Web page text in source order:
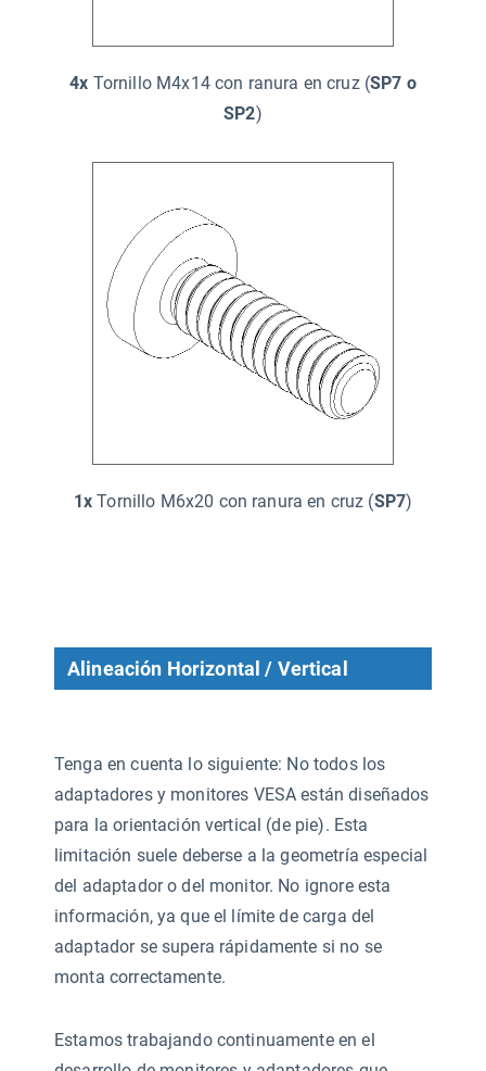
4x Tornillo M4x14 con ranura en cruz (SP7 o
SP2)
1x Tornillo M6x20 con ranura en cruz (SP7)
Alineación Horizontal / Vertical
Tenga en cuenta lo siguiente: No todos los
adaptadores y monitores VESA están diseñados
para la orientación vertical (de pie). Esta
limitación suele deberse a la geometría especial
del adaptador o del monitor. No ignore esta
información, ya que el límite de carga del
adaptador se supera rápidamente si no se
monta correctamente.
Estamos trabajando continuamente en el